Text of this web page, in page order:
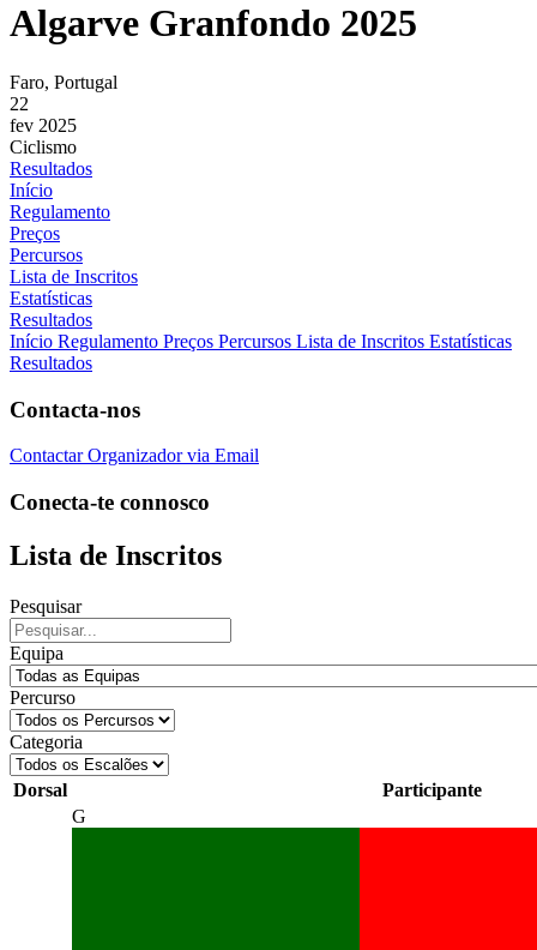
Algarve Granfondo 2025
Faro, Portugal
22
fev 2025
Ciclismo
Resultados
Início
Regulamento
Preços
Percursos
Lista de Inscritos
Estatísticas
Resultados
Início Regulamento Preços Percursos Lista de Inscritos Estatísticas
Resultados
Contacta-nos
Contactar Organizador via Email
Conecta-te connosco
Lista de Inscritos
Pesquisar
Equipa
Percurso
Categoria
Dorsal Participante
G